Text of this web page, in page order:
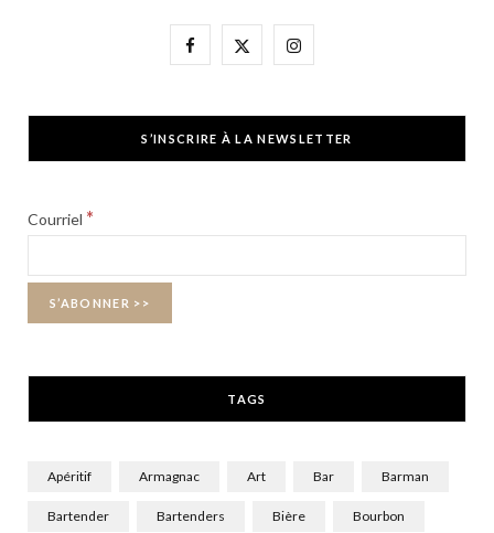
F
e
X
w
I
t
S’INSCRIRE À LA NEWSLETTER
Courriel *
TAGS
Apéritif Armagnac Art Bar Barman
Bartender Bartenders Bière Bourbon